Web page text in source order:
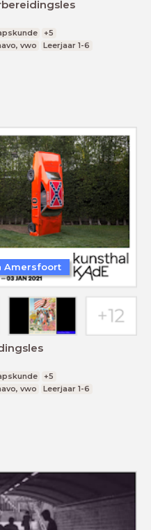
+5
vwo Leerjaar 1-6
+5
vwo Leerjaar 1-6
Amersfoort